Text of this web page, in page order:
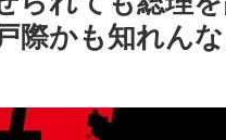
際かも知れんな